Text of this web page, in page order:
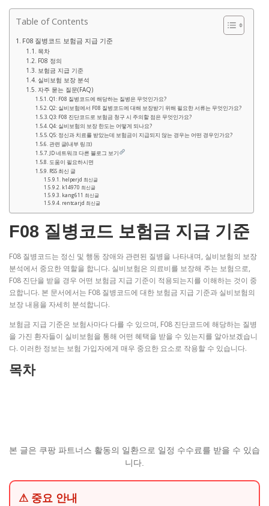
Table of Contents
F08 질병코드 보험금 지급 기준
목차
F08 정의
보험금 지급 기준
실비보험 보장 분석
자주 묻는 질문(FAQ)
Q1: F08 질병코드에 해당하는 질병은 무엇인가요?
Q2: 실비보험에서 F08 질병코드에 대해 보장받기 위해 필요한 서류는 무엇인가요?
Q3: F08 진단코드로 보험금 청구 시 주의할 점은 무엇인가요?
Q4: 실비보험의 보장 한도는 어떻게 되나요?
Q5: 정신과 치료를 받았는데 보험금이 지급되지 않는 경우는 어떤 경우인가요?
관련 글(내부 링크)
JD 네트워크 다른 블로그 보기
도움이 필요하시면
RSS 최신 글
helperjd 최신글
k14970 최신글
kang611 최신글
rentcarjd 최신글
F08 질병코드 보험금 지급 기준
F08 질병코드는 정신 및 행동 장애와 관련된 질병을 나타내며, 실비보험의 보장
분석에서 중요한 역할을 합니다. 실비보험은 의료비를 보장해 주는 보험으로,
F08 진단을 받을 경우 어떤 보험금 지급 기준이 적용되는지를 이해하는 것이 중
요합니다. 본 문서에서는 F08 질병코드에 대한 보험금 지급 기준과 실비보험의
보장 내용을 자세히 분석합니다.
보험금 지급 기준은 보험사마다 다를 수 있으며, F08 진단코드에 해당하는 질병
을 가진 환자들이 실비보험을 통해 어떤 혜택을 받을 수 있는지를 알아보겠습니
다. 이러한 정보는 보험 가입자에게 매우 중요한 요소로 작용할 수 있습니다.
목차
본 글은 쿠팡 파트너스 활동의 일환으로 일정 수수료를 받을 수 있습
니다.
⚠ 중요 안내